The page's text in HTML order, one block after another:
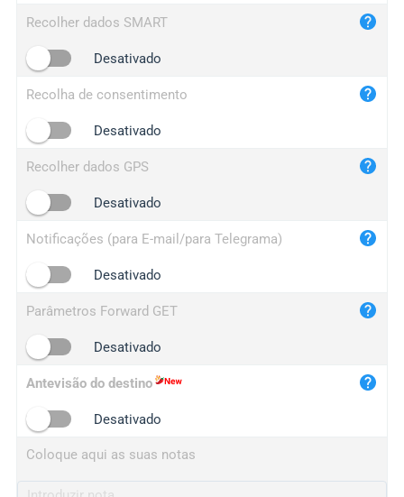
maper.info
2no.co
yip.su
iplogger.info
Recolher dados SMART
Desativado
Recolha de consentimento
Desativado
Recolher dados GPS
Desativado
Notificações (para E-mail/para Telegrama)
Desativado
Parâmetros Forward GET
Desativado
Antevisão do destino
Desativado
Coloque aqui as suas notas